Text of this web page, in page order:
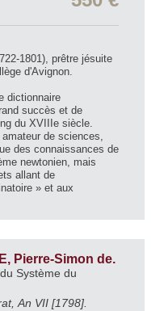
1801), prêtre jésuite
d'Avignon.
dictionnaire
succès et de
du XVIIIe siècle.
de sciences,
des connaissances de
newtonien, mais
allant de
» et aux
Pierre-Simon de.
Système du
An VII [1798].